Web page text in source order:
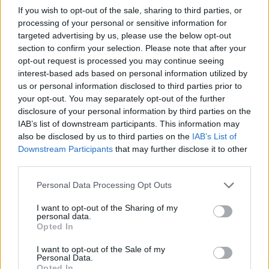
If you wish to opt-out of the sale, sharing to third parties, or
processing of your personal or sensitive information for
targeted advertising by us, please use the below opt-out
section to confirm your selection. Please note that after your
opt-out request is processed you may continue seeing
interest-based ads based on personal information utilized by
us or personal information disclosed to third parties prior to
your opt-out. You may separately opt-out of the further
disclosure of your personal information by third parties on the
IAB’s list of downstream participants. This information may
also be disclosed by us to third parties on the IAB’s List of
Downstream Participants that may further disclose it to other
Personal Data Processing Opt Outs
I want to opt-out of the Sharing of my
personal data.
Opted In
I want to opt-out of the Sale of my
Personal Data.
Comentari: